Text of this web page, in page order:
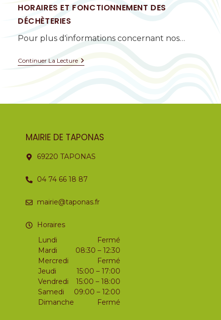
HORAIRES ET FONCTIONNEMENT DES
DÉCHÈTERIES
Pour plus d'informations concernant nos…
Continuer La Lecture
MAIRIE DE TAPONAS
69220 TAPONAS
04 74 66 18 87
mairie@taponas.fr
Horaires
Lundi
Mardi
Mercredi
Jeudi
Vendredi
Samedi
Dimanche
Fermé
08:30 – 12:30
Fermé
15:00 – 17:00
15:00 – 18:00
09:00 – 12:00
Fermé